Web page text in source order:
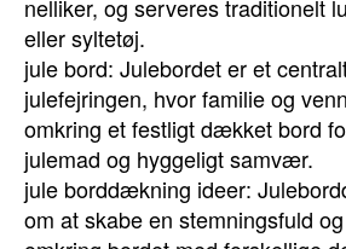
nelliker, og serveres traditionelt
eller syltetøj.
jule bord: Julebordet er et
julefejringen, hvor familie og
omkring et festligt dækket bord
julemad og hyggeligt samvær.
jule borddækning ideer:
om at skabe en stemningsfuld